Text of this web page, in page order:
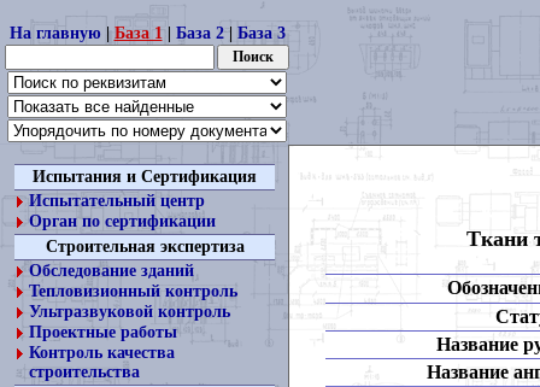
На главную| База 1| База 2| База 3
Испытания и Сертификация
Испытательный центр
Орган по сертификации
Строительная экспертиза
Обследование зданий
Тепловизионный контроль
Ультразвуковой контроль
Проектные работы
Контроль качества
строительства
Ткани
Название
Название